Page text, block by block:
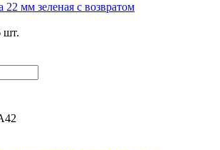
мм зеленая с возвратом
шт.